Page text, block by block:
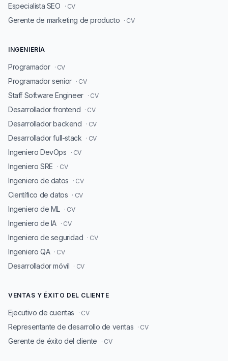
Especialista SEO · CV
Gerente de marketing de producto · CV
INGENIERÍA
Programador · CV
Programador senior · CV
Staff Software Engineer · CV
Desarrollador frontend · CV
Desarrollador backend · CV
Desarrollador full-stack · CV
Ingeniero DevOps · CV
Ingeniero SRE · CV
Ingeniero de datos · CV
Científico de datos · CV
Ingeniero de ML · CV
Ingeniero de IA · CV
Ingeniero de seguridad · CV
Ingeniero QA · CV
Desarrollador móvil · CV
VENTAS Y ÉXITO DEL CLIENTE
Ejecutivo de cuentas · CV
Representante de desarrollo de ventas · CV
Gerente de éxito del cliente · CV